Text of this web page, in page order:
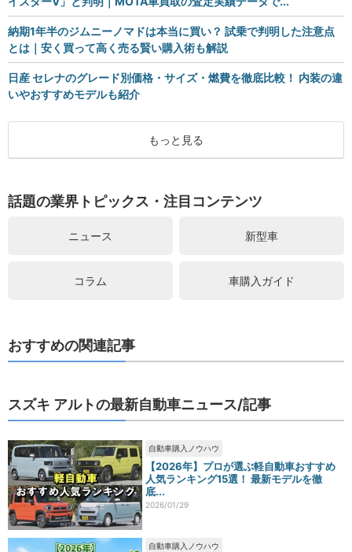
納期1年半のジムニーノマドは本当に買い？ 試乗で判明した注意点
とは｜安く買って高く売る賢い購入術も解説
日産 セレナのグレード別価格・サイズ・燃費を徹底比較！ 内装の違
いやおすすめモデルも紹介
もっと見る
話題の業界トピックス・注目コンテンツ
ニュース 新型車
コラム 車購入ガイド
おすすめの関連記事
スズキ アルトの最新自動車ニュース/記事
自動車購入ノウハウ
【2026年】プロが選ぶ軽自動車おすすめ
人気ランキング15選！ 最新モデルを徹
底...
2026/01/29
自動車購入ノウハウ